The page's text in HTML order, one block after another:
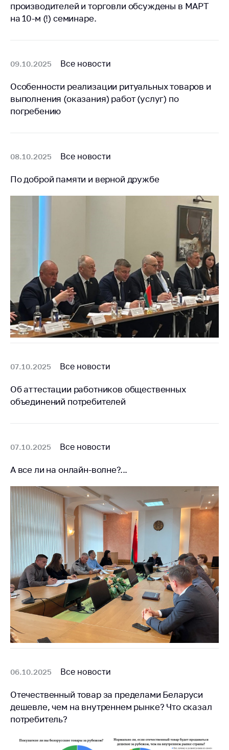
Применение мер
нетарифного
Выставочная
Республике
Беларусь
Защита
Новости
Обратиться в МАРТ
Горячая линия
Электронные
обращения
Сообщить о росте
цен на товары
Сообщить о росте
изделия
Контакты
Адрес и режим
Министра
Горячая линия
Пресс-служба
Вышестоящий
государственный
орган
Важное на сайте
Сообщить о росте
цен
Ценообразование
на лекарственные
средства, изделия
медицинского
назначения и
медицинскую
Решение Комиссии
факта нарушения
(отсутствия)
нарушения
антимонопольного
законодательства
производителей и торговли обсуждены в МАРТ
на 10-м (!) семинаре.
09.10.2025 Все новости
Особенности реализации ритуальных товаров и
выполнения (оказания) работ (услуг) по
погребению
08.10.2025 Все новости
По доброй памяти и верной дружбе
07.10.2025 Все новости
Об аттестации работников общественных
объединений потребителей
07.10.2025 Все новости
А все ли на онлайн-волне?...
06.10.2025 Все новости
Отечественный товар за пределами Беларуси
дешевле, чем на внутреннем рынке? Что сказал
потребитель?